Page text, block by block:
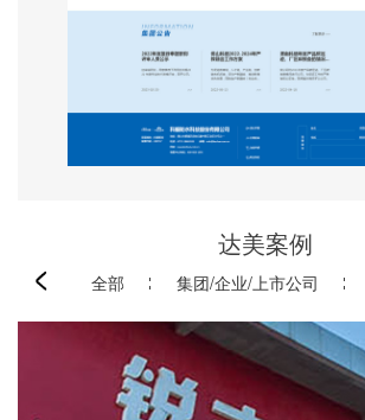
达美案例
全部 集团/企业/上市公司